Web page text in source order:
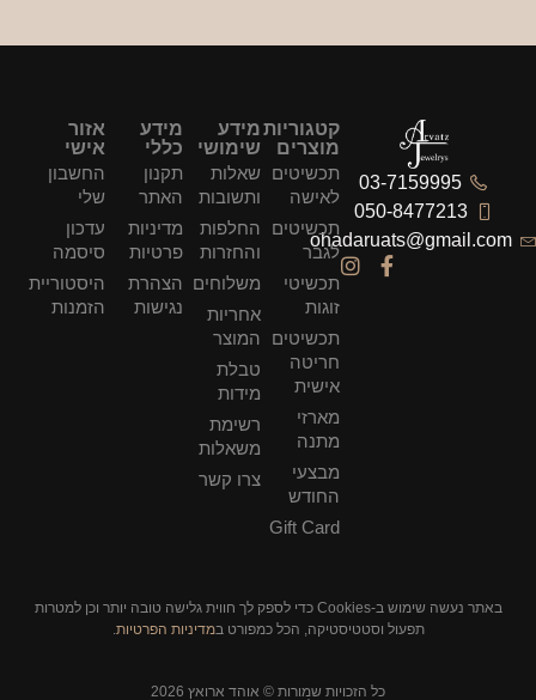
03-7159995
050-8477213
ohadaruats@gmail.com
קטגוריות
מוצרים
תכשיטים
לאישה
תכשיטים
לגבר
תכשיטי
זוגות
תכשיטים
חריטה
אישית
מארזי
מתנה
מבצעי
החודש
Gift Card
מידע
שימושי
שאלות
ותשובות
החלפות
והחזרות
משלוחים
אחריות
המוצר
טבלת
מידות
רשימת
משאלות
צרו קשר
מידע
כללי
תקנון
האתר
מדיניות
פרטיות
הצהרת
נגישות
אזור
אישי
החשבון
שלי
עדכון
סיסמה
היסטוריית
הזמנות
באתר נעשה שימוש ב-Cookies כדי לספק לך חווית גלישה טובה יותר וכן למטרות
תפעול וסטטיסטיקה, הכל כמפורט במדיניות הפרטיות.
כל הזכויות שמורות © אוהד ארואץ 2026